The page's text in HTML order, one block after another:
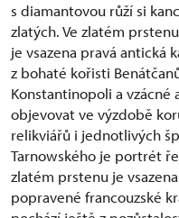
s diamantovou růží si
zlatých. Ve zlatém
je vsazena pravá antická
z bohaté kořisti
Konstantinopoli a vzácné
objevovat ve výzdobě
relikviářů i jednotlivých
Tarnowského je portrét
zlatém prstenu je
popravené francouzské